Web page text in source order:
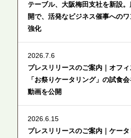
テーブル、大阪梅田支社を新設
開で、活発なビジネス催事への
強化
2026.7.6
プレスリリースのご案内｜オフ
「お祭りケータリング」の試食
動画を公開
2026.6.15
プレスリリースのご案内｜ケー